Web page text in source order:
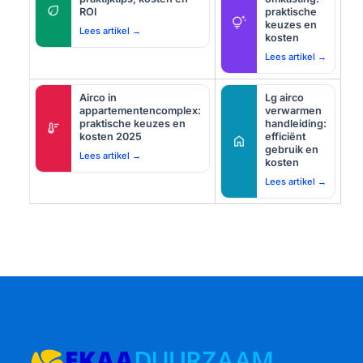
eco
ROI
Lees artikel → tips_and_updates
praktische
keuzes en
kosten
Lees artikel →
thermostat
Airco in
appartementencomplex:
praktische keuzes en
kosten 2025
Lees artikel →
home
Lg airco
verwarmen
handleiding:
efficiënt
gebruik en
kosten
Lees artikel →